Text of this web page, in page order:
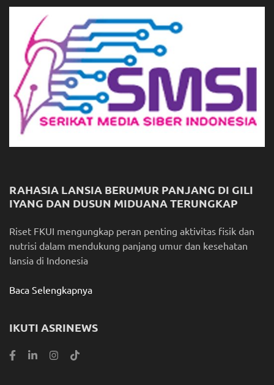
RAHASIA LANSIA BERUMUR PANJANG DI GILI
IYANG DAN DUSUN MIDUANA TERUNGKAP
Riset FKUI mengungkap peran penting aktivitas fisik dan
nutrisi dalam mendukung panjang umur dan kesehatan
lansia di Indonesia
Baca Selengkapnya
IKUTI ASRINEWS